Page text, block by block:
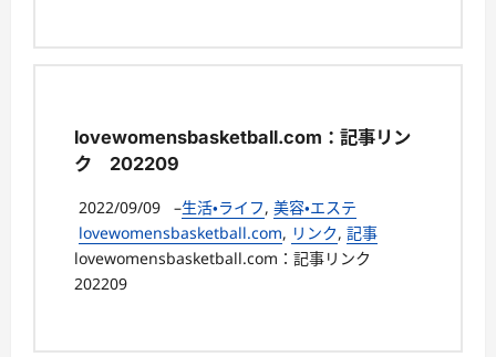
lovewomensbasketball.com：記事リン
ク 202209
2022/09/09 –生活・ライフ, 美容・エステ
lovewomensbasketball.com, リンク, 記事
lovewomensbasketball.com：記事リンク
202209